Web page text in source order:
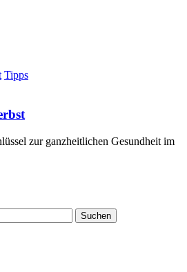
Tipps
zur ganzheitlichen Gesundheit im